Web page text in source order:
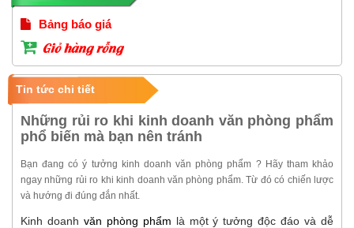
Bảng báo giá
Giỏ hàng rỗng
Tin tức chi tiết
Những rủi ro khi kinh doanh văn phòng phẩm
phổ biến mà bạn nên tránh
Bạn đang có ý tưởng kinh doanh văn phòng phẩm ? Hãy tham khảo
ngay những rủi ro khi kinh doanh văn phòng phẩm. Từ đó có chiến lược
và hướng đi đúng đắn nhất.
Kinh doanh văn phòng phẩm là một ý tưởng độc đáo và dễ